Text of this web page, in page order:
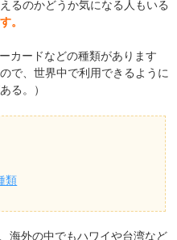
るのかどうか気になる人もいる
。
カードなどの種類があります
で、世界中で利用できるように
る。）
類
海外の中でもハワイや台湾など